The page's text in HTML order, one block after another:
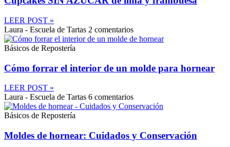
LEER POST »
Laura - Escuela de Tartas 2 comentarios
Básicos de Repostería
Cómo forrar el interior de un molde para hornear
LEER POST »
Laura - Escuela de Tartas 6 comentarios
Básicos de Repostería
Moldes de hornear: Cuidados y Conservación